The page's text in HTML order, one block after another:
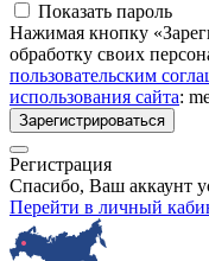
Показать пароль
Нажимая кнопку
обработку своих
пользовательским
использования сайта:
Зарегистрироваться
Регистрация
Спасибо, Ваш аккаунт
Перейти в личный